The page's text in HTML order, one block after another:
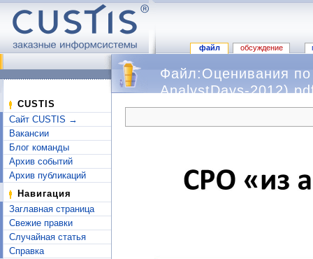
файл обсуждение
CUSTIS
Сайт CUSTIS →
Вакансии
Блог команды
Архив событий
Архив публикаций
Навигация
Заглавная страница
Свежие правки
Случайная статья
Справка
Файл:Оценивания по
AnalystDays-